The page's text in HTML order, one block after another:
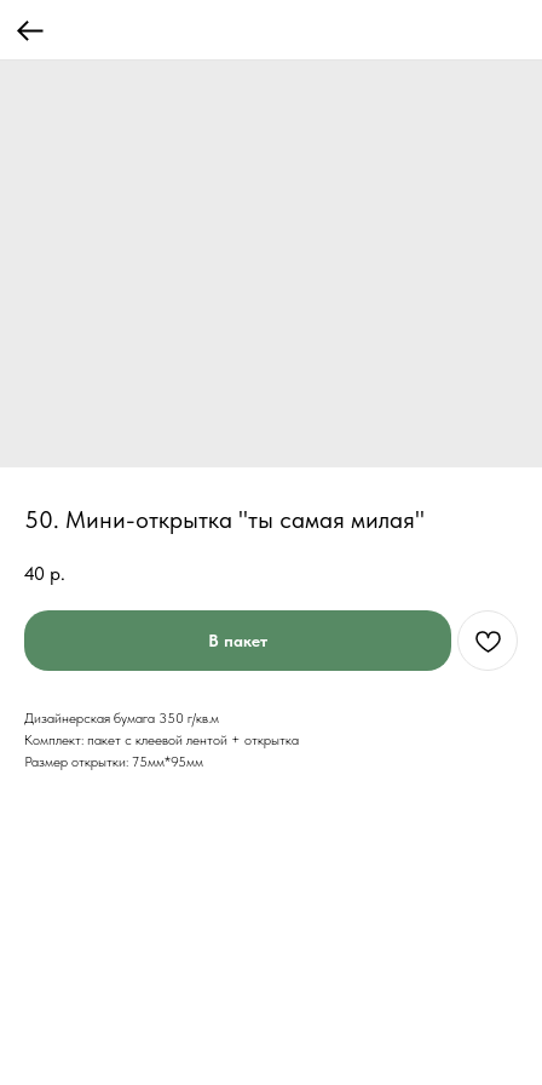
50. Мини-открытка "ты самая милая"
40 р.
В пакет
Дизайнерская бумага 350 г/кв.м
Комплект: пакет с клеевой лентой + открытка
Размер открытки: 75мм*95мм